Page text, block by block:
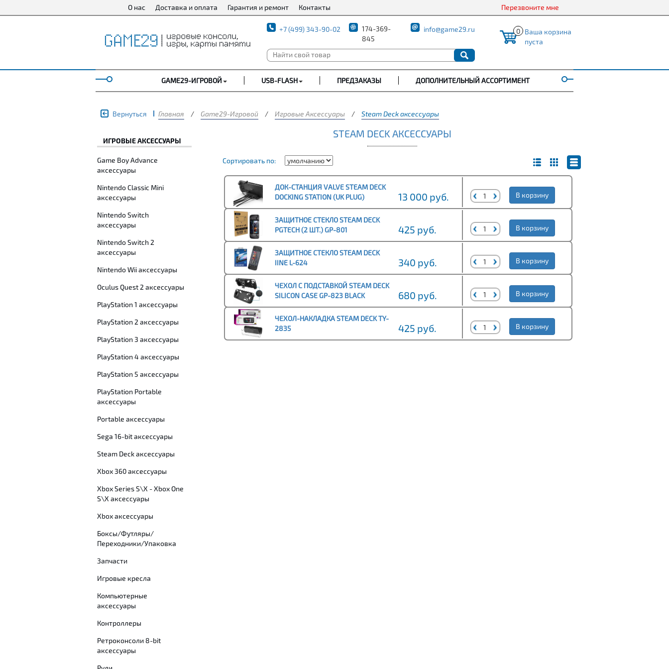
О нас Доставка и оплата Гарантия и ремонт Контакты Перезвоните мне
+7 (499) 343-90-02
174-369-
845
info@game29.ru 0 Ваша корзина
пуста
GAME29-ИГРОВОЙ USB-FLASH ПРЕДЗАКАЗЫ ДОПОЛНИТЕЛЬНЫЙ АССОРТИМЕНТ
Вернуться Главная / Game29-Игровой / Игровые Аксессуары / Steam Deck аксессуары
ИГРОВЫЕ АКСЕССУАРЫ
Game Boy Advance
аксессуары
Nintendo Classic Mini
аксессуары
Nintendo Switch
аксессуары
Nintendo Switch 2
аксессуары
Nintendo Wii аксессуары
Oculus Quest 2 аксессуары
PlayStation 1 аксессуары
PlayStation 2 аксессуары
PlayStation 3 аксессуары
PlayStation 4 аксессуары
PlayStation 5 аксессуары
PlayStation Portable
аксессуары
Portable аксессуары
Sega 16-bit аксессуары
Steam Deck аксессуары
Xbox 360 аксессуары
Xbox Series S\X - Xbox One
S\X аксессуары
Xbox аксессуары
Боксы/Футляры/
Переходники/Упаковка
Запчасти
Игровые кресла
Компьютерные
аксессуары
Контроллеры
Ретроконсоли 8-bit
аксессуары
STEAM DECK АКСЕССУАРЫ
Сортировать по:
ДОК-СТАНЦИЯ VALVE STEAM DECK
DOCKING STATION (UK PLUG)
13 000 руб. В корзину
ЗАЩИТНОЕ СТЕКЛО STEAM DECK
PGTECH (2 ШТ.) GP-801
425 руб. В корзину
ЗАЩИТНОЕ СТЕКЛО STEAM DECK
IINE L-624
340 руб. В корзину
ЧЕХОЛ С ПОДСТАВКОЙ STEAM DECK
SILICON CASE GP-823 BLACK
680 руб. В корзину
ЧЕХОЛ-НАКЛАДКА STEAM DECK TY-
2835
425 руб. В корзину